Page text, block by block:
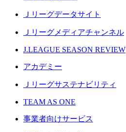
Ｊリーグデータサイト
Ｊリーグメディアチャンネル
J.LEAGUE SEASON REVIEW
アカデミー
Ｊリーグサステナビリティ
TEAM AS ONE
事業者向けサービス